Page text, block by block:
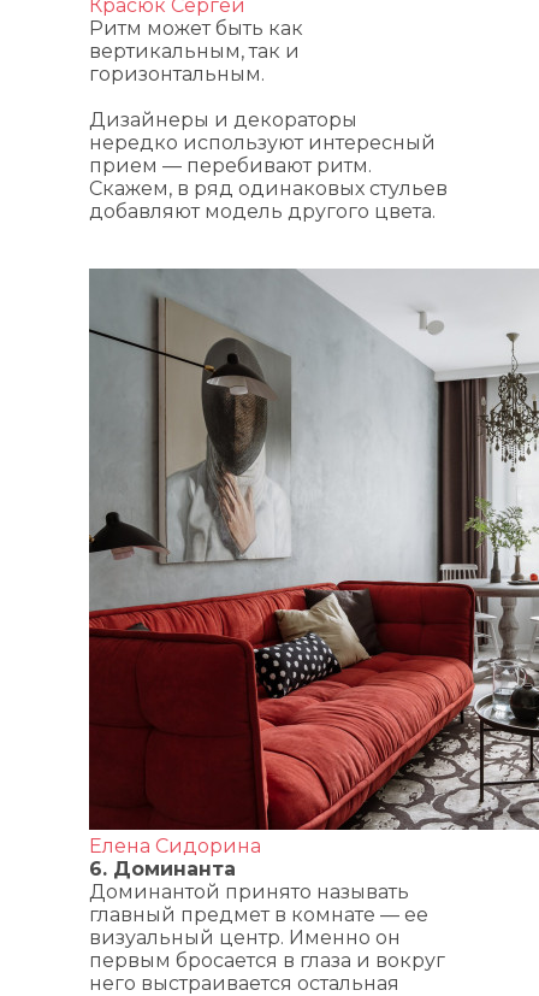
Красюк Сергей
Ритм может быть как
вертикальным, так и
горизонтальным.
Дизайнеры и декораторы
нередко используют интересный
прием — перебивают ритм.
Скажем, в ряд одинаковых стульев
добавляют модель другого цвета.
Елена Сидорина
6. Доминанта
Доминантой принято называть
главный предмет в комнате — ее
визуальный центр. Именно он
первым бросается в глаза и вокруг
него выстраивается остальная